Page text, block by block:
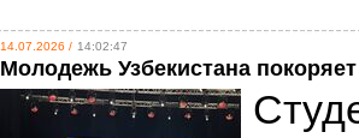
14.07.2026 / 14:02:47
Молодежь Узбекистана